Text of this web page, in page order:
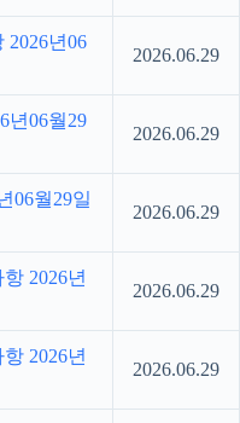
2026년06
2026.06.29
년06월29
2026.06.29
06월29일
2026.06.29
2026년
2026.06.29
2026년
2026.06.29